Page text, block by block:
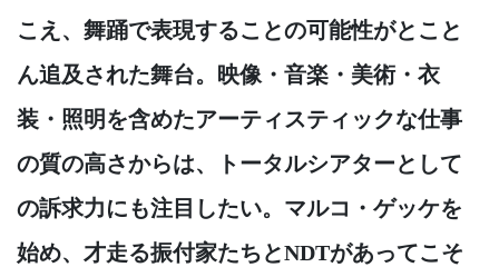
こえ、舞踊で表現することの可能性がとこと
ん追及された舞台。映像・音楽・美術・衣
装・照明を含めたアーティスティックな仕事
の質の高さからは、トータルシアターとして
の訴求力にも注目したい。マルコ・ゲッケを
始め、才走る振付家たちとNDTがあってこそ